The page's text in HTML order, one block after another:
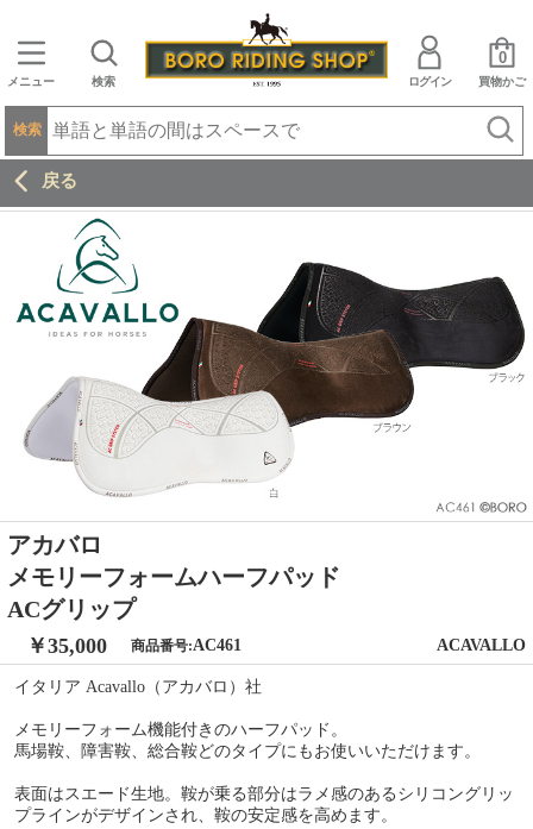
メニュー 検索 ログイン 買物かご
0
検索
戻る
アカバロ
メモリーフォームハーフパッド
ACグリップ
￥35,000 商品番号:AC461 ACAVALLO
イタリア Acavallo（アカバロ）社
メモリーフォーム機能付きのハーフパッド。
馬場鞍、障害鞍、総合鞍どのタイプにもお使いいただけます。
表面はスエード生地。鞍が乗る部分はラメ感のあるシリコングリッ
プラインがデザインされ、鞍の安定感を高めます。